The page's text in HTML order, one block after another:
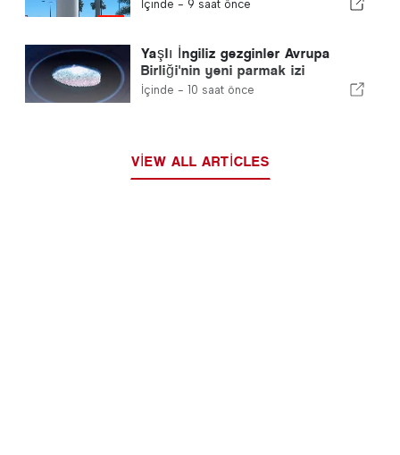
İçinde - 9 saat önce
Yaşlı İngiliz gezginler Avrupa
Birliği'nin yeni parmak izi
kontrolleri ile mücadele ediyor
İçinde - 10 saat önce
VIEW ALL ARTICLES